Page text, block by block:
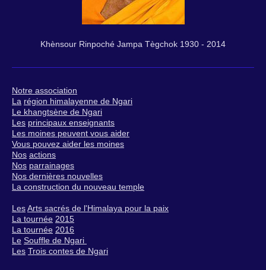
Khènsour Rinpoché Jampa Tègchok 1930 - 2014
Notre association
La région himalayenne de Ngari
Le khangtsène de Ngari
Les principaux enseignants
Les moines peuvent vous aider
Vous pouvez aider les moines
Nos actions
Nos parrainages
Nos dernières nouvelles
La construction du nouveau temple
LesArts sacrés de l'Himalaya pour la paix
La tournée 2015
La tournée 2016
Le Souffle de Ngari
Les Trois contes de Ngari